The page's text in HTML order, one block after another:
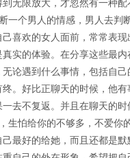
一个男人的情感，男人去
喜欢的女人面前，常常表
实的体验。在分享这些最
论遇到什么事情，包括自
。好比正聊天的时候，他
去不复返。并且在聊天的
生怕给你的不够多，不爱
最好的给她，而且还都是